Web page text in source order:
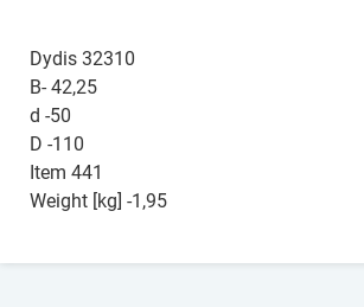
Dydis 32310
B- 42,25
d -50
D -110
Item 441
Weight [kg] -1,95